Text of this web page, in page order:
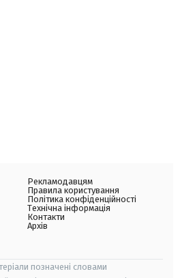
Рекламодавцям
Правила користування
Політика конфіденційності
Технічна інформація
Контакти
Архів
позначені словами